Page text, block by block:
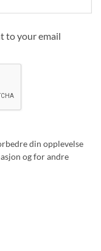
to your email
din opplevelse
og for andre